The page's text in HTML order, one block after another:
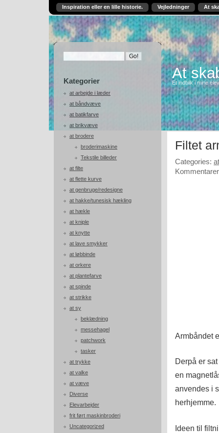
Inspiration eller en lille historie. Vejledninger At
Kategorier
at arbejde i læder
at båndvæve
at batikfarve
at brikvæve
at brodere
broderimaskine
Tekstile billeder
at filte
at flette kurve
at genbruge/redesigne
at hakke/tunesisk hækling
at hækle
at kniple
at knytte
at lave smykker
at løbbinde
at orkere
at plantefarve
at spinde
at strikke
at sy
beklædning
messehagel
patchwork
tasker
at trykke
at valke
at væve
Diverse
Elevarbejder
frit ført maskinbroderi
Uncategorized
At
Et indblik i mine
Filtet
Categories:
Armbåndet
Derpå er
en
anvendes i
herhjemme.
Ideen til